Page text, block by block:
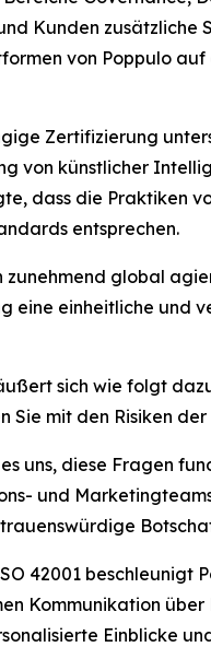
Kunden
von Poppulo
Zertifizierung
von künstlicher
dass die Praktiken
entsprechen.
zunehmend global
eine einheitliche und
sich wie folgt
Sie mit den Risiken
uns, diese Fragen
und
42001 beschleunigt
Kommunikation
Einblicke